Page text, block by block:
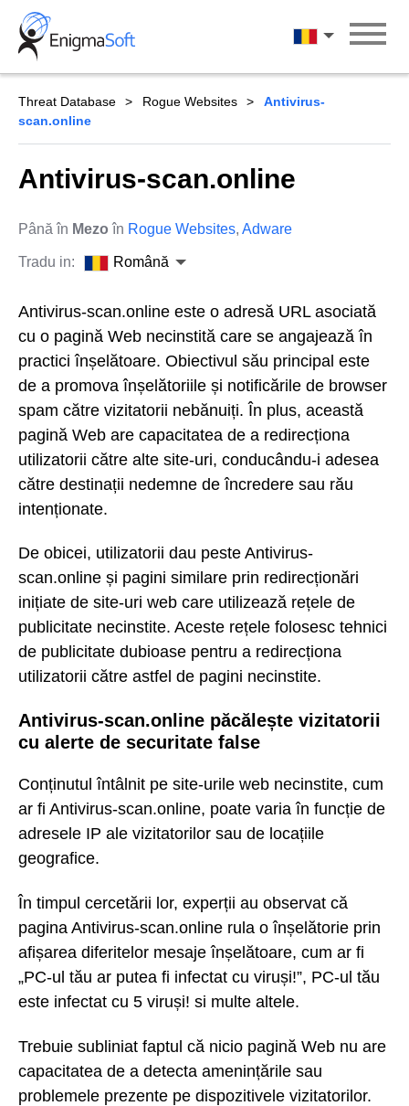
Skip
content
Română
Threat Database Rogue Websites
Antivirus-
scan.online
Antivirus-scan.online
Până în Mezo în Rogue Websites, Adware
Tradu in: Română
Antivirus-scan.online este o adresă URL asociată
cu o pagină Web necinstită care se angajează în
practici înșelătoare. Obiectivul său principal este
de a promova înșelătoriile și notificările de browser
spam către vizitatorii nebănuiți. În plus, această
pagină Web are capacitatea de a redirecționa
utilizatorii către alte site-uri, conducându-i adesea
către destinații nedemne de încredere sau rău
intenționate.
De obicei, utilizatorii dau peste Antivirus-
scan.online și pagini similare prin redirecționări
inițiate de site-uri web care utilizează rețele de
publicitate necinstite. Aceste rețele folosesc tehnici
de publicitate dubioase pentru a redirecționa
utilizatorii către astfel de pagini necinstite.
Antivirus-scan.online păcălește vizitatorii
cu alerte de securitate false
Conținutul întâlnit pe site-urile web necinstite, cum
ar fi Antivirus-scan.online, poate varia în funcție de
adresele IP ale vizitatorilor sau de locațiile
geografice.
În timpul cercetării lor, experții au observat că
pagina Antivirus-scan.online rula o înșelătorie prin
afișarea diferitelor mesaje înșelătoare, cum ar fi
„PC-ul tău ar putea fi infectat cu viruși!”, PC-ul tău
este infectat cu 5 viruși! si multe altele.
Trebuie subliniat faptul că nicio pagină Web nu are
capacitatea de a detecta amenințările sau
problemele prezente pe dispozitivele vizitatorilor.